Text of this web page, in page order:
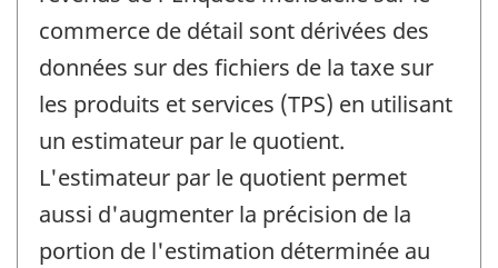
commerce de détail sont dérivées des
données sur des fichiers de la taxe sur
les produits et services (TPS) en utilisant
un estimateur par le quotient.
L'estimateur par le quotient permet
aussi d'augmenter la précision de la
portion de l'estimation déterminée au